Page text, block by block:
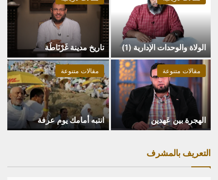
الولاة والوحدات الإدارية (1) تاريخ مدينة غَرْنَاطَة
مقالات متنوعة
الهجرة بين عَهدين
مقالات متنوعة
انتبه أمامك يوم عرفة
التعريف بالمشرف